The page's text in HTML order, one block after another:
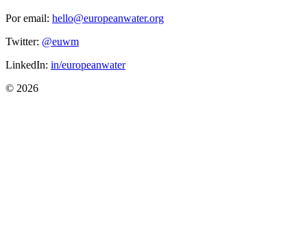
Por email: hello@europeanwater.org
Twitter: @euwm
LinkedIn: in/europeanwater
© 2026